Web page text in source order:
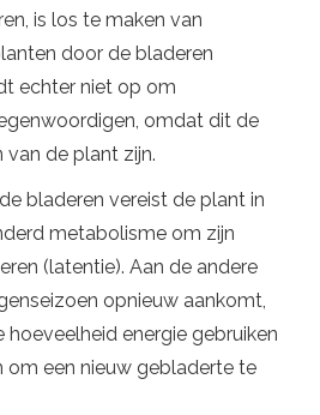
is los te maken van
door de bladeren
echter niet op om
omdat dit de
de plant zijn.
bladeren vereist de plant in
metabolisme om zijn
(latentie). Aan de andere
opnieuw aankomt,
energie gebruiken
om een ​​nieuw gebladerte te